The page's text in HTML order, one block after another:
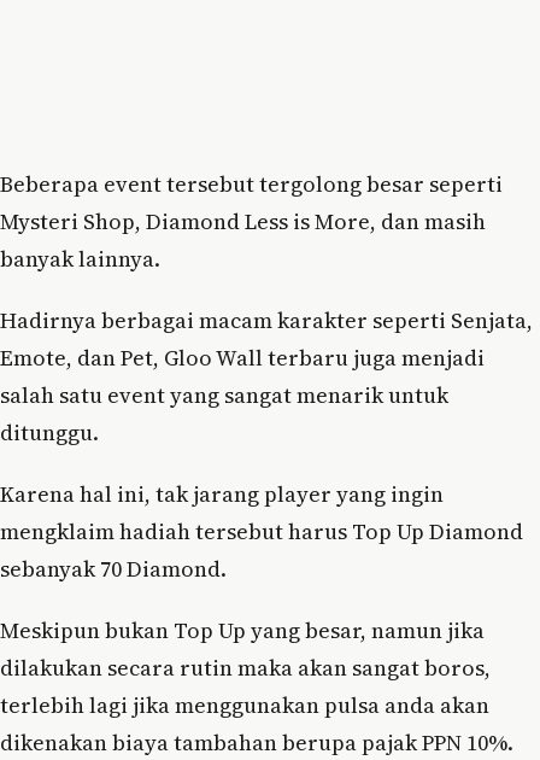
Beberapa event tersebut tergolong besar seperti
Mysteri Shop, Diamond Less is More, dan masih
banyak lainnya.
Hadirnya berbagai macam karakter seperti Senjata,
Emote, dan Pet, Gloo Wall terbaru juga menjadi
salah satu event yang sangat menarik untuk
ditunggu.
Karena hal ini, tak jarang player yang ingin
mengklaim hadiah tersebut harus Top Up Diamond
sebanyak 70 Diamond.
Meskipun bukan Top Up yang besar, namun jika
dilakukan secara rutin maka akan sangat boros,
terlebih lagi jika menggunakan pulsa anda akan
dikenakan biaya tambahan berupa pajak PPN 10%.